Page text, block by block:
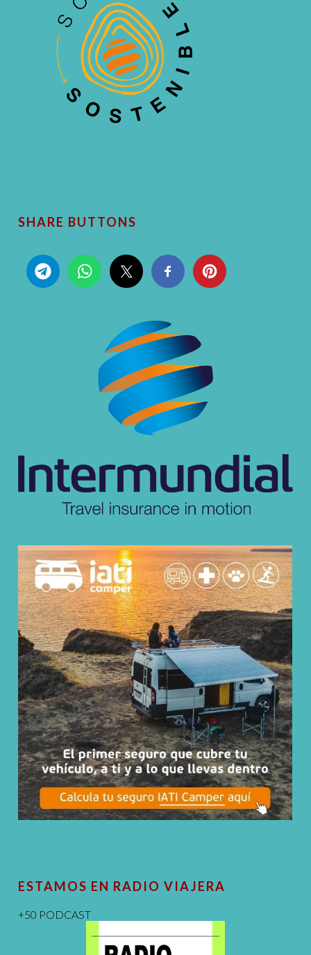
SHARE BUTTONS
ESTAMOS EN RADIO VIAJERA
+50 PODCAST